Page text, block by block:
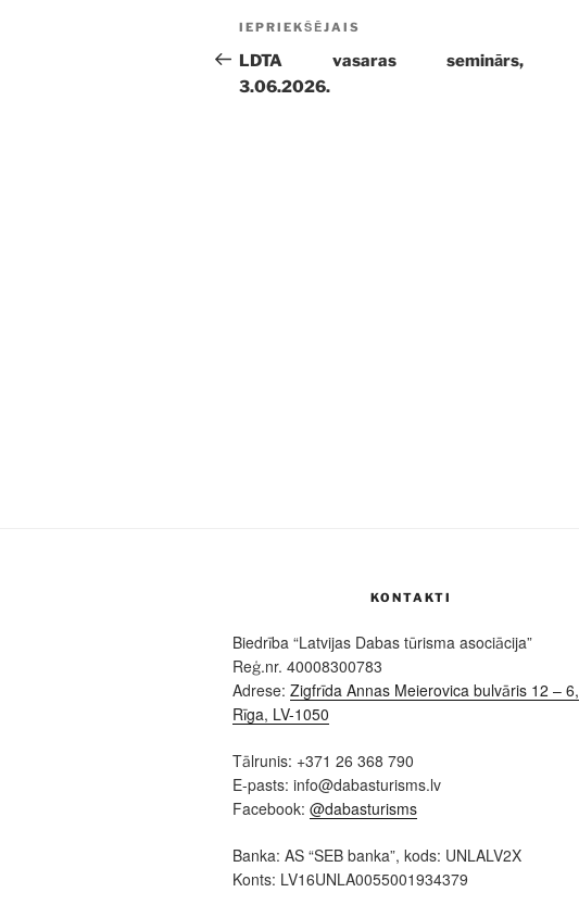
Ziņu
izvēlne
Iepriekšējā
ziņa:
IEPRIEKŠĒJAIS
LDTA vasaras seminārs,
3.06.2026.
KONTAKTI
Biedrība “Latvijas Dabas tūrisma asociācija”
Reģ.nr. 40008300783
Adrese: Zigfrīda Annas Meierovica bulvāris 12 – 6,
Rīga, LV-1050
Tālrunis: +371 26 368 790
E-pasts: info@dabasturisms.lv
Facebook: @dabasturisms
Banka: AS “SEB banka”, kods: UNLALV2X
Konts: LV16UNLA0055001934379